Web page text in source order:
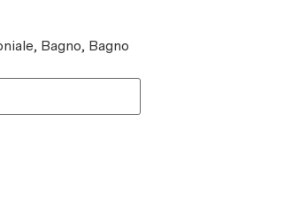
Bagno, Bagno